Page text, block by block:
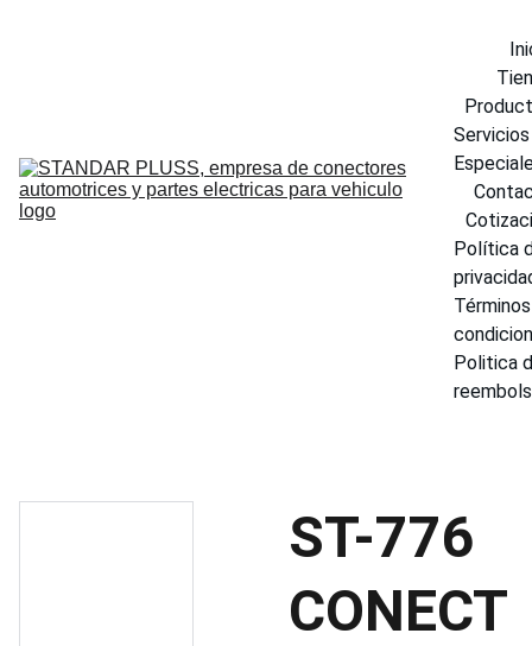
Servicios
Política
Politica
ST-776
CONECT